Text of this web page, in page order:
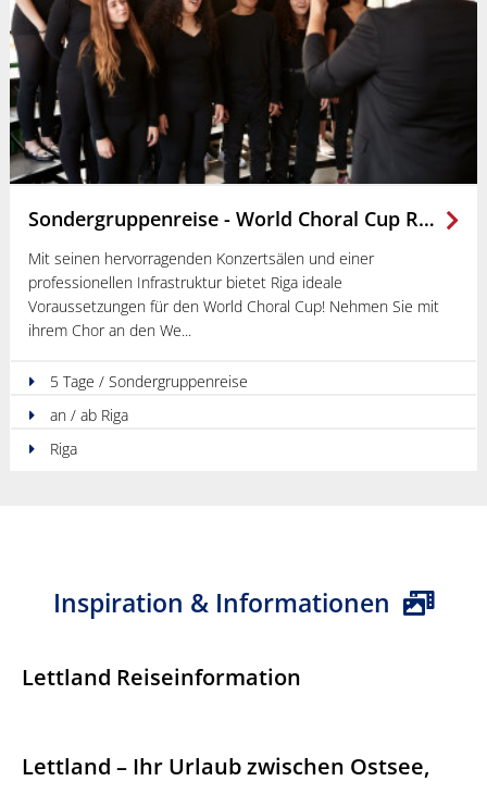
Sondergruppenreise - World Choral Cup Riga
Mit seinen hervorragenden Konzertsälen und einer
professionellen Infrastruktur bietet Riga ideale
Voraussetzungen für den World Choral Cup! Nehmen Sie mit
ihrem Chor an den We
5 Tage / Sondergruppenreise
an / ab Riga
Riga
Inspiration & Informationen
Lettland Reiseinformation
Lettland – Ihr Urlaub zwischen Ostsee,